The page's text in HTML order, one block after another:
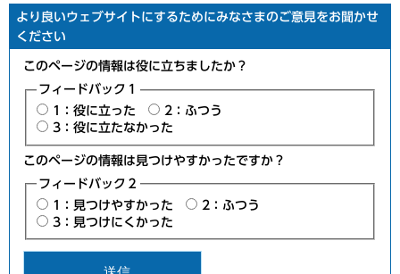
より良いウェブサイトにするためにみなさまのご意見をお聞かせ
ください
このページの情報は役に立ちましたか？
フィードバック１
1：役に立った
2：ふつう
3：役に立たなかった
このページの情報は見つけやすかったですか？
フィードバック２
1：見つけやすかった
2：ふつう
3：見つけにくかった